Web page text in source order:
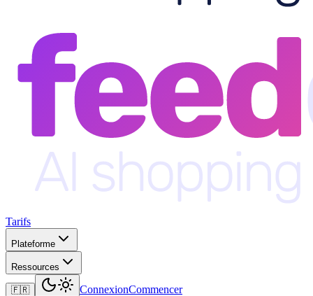
Tarifs
Plateforme
Ressources
🇫🇷 ConnexionCommencer